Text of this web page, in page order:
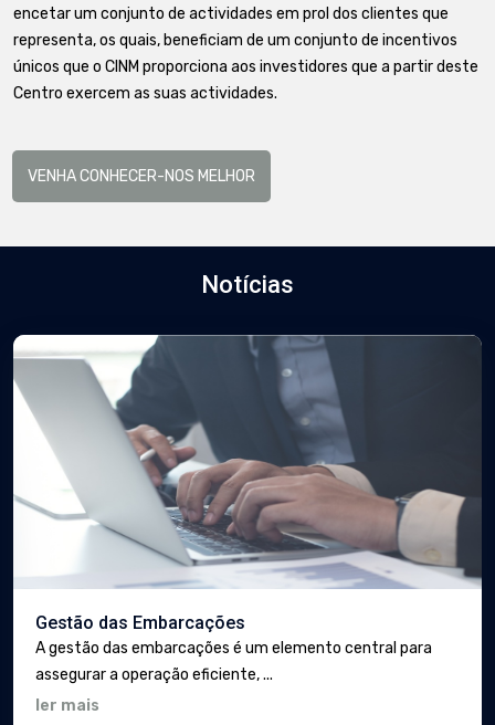
encetar um conjunto de actividades em prol dos clientes que
representa, os quais, beneficiam de um conjunto de incentivos
únicos que o CINM proporciona aos investidores que a partir deste
Centro exercem as suas actividades.
VENHA CONHECER-NOS MELHOR
Notícias
Gestão das Embarcações
A gestão das embarcações é um elemento central para
assegurar a operação eficiente, ...
ler mais